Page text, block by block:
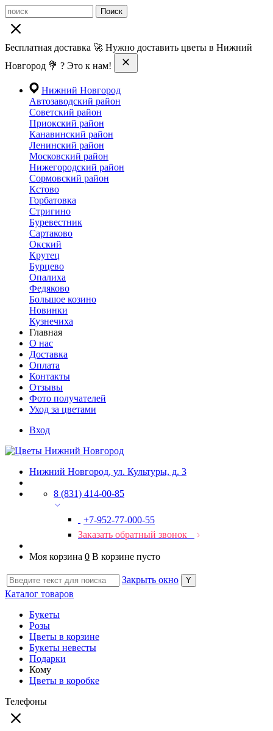
Поиск
Бесплатная доставка 🚀 Нужно доставить цветы в Нижний
Новгород 💐 ? Это к нам!
Нижний Новгород
Автозаводский район
Советский район
Приокский район
Канавинский район
Ленинский район
Московский район
Нижегородский район
Сормовский район
Кстово
Горбатовка
Стригино
Буревестник
Сартаково
Окский
Крутец
Бурцево
Опалиха
Федяково
Большое козино
Новинки
Кузнечиха
Главная
О нас
Доставка
Оплата
Контакты
Отзывы
Фото получателей
Уход за цветами
Вход
Нижний Новгород, ул. Культуры, д. 3
8 (831) 414-00-85
+7-952-77-000-55
Заказать обратный звонок
Моя корзина 0 В корзине пусто
Закрыть окно
Каталог товаров
Букеты
Розы
Цветы в корзине
Букеты невесты
Подарки
Кому
Цветы в коробке
Телефоны